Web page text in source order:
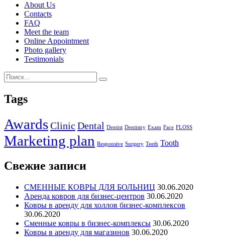
About Us
Contacts
FAQ
Meet the team
Online Appointment
Photo gallery
Testimonials
Tags
AwardsClinic Dental Dentist Dentistry Exam Face FLOSS
Marketing plan Responsive Surgery Teeth Tooth
Свежие записи
СМЕННЫЕ КОВРЫ ДЛЯ БОЛЬНИЦ 30.06.2020
Аренда ковров для бизнес-центров 30.06.2020
Ковры в аренду для холлов бизнес-комплексов
30.06.2020
Сменные ковры в бизнес-комплексы 30.06.2020
Ковры в аренду для магазинов 30.06.2020